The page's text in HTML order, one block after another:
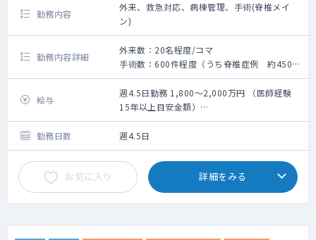
勤務内容
外来、救急対応、病棟管理、手術(脊椎メイ
ン)
勤務内容詳細
外来数：20名程度/コマ
手術数：600件程度（うち脊椎症例 約450件
程度/年）
【外来】
1～2コマ/週、外来数：20名程度/コマ
【病棟】
10名程度
【手術】
週2コマ程度
【救急】
給与
週4.5日勤務 1,800～2,000万円 （医師経験
15年以上目安金額）
※医師経験・スキル・勤務内容によって変動
がありますが、現収・希望額も考慮します。
勤務日数 週4.5日
お気に入り 詳細をみる